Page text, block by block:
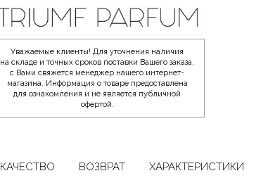
Уважаемые клиенты! Для уточнения наличия
на складе и точных сроков поставки Вашего заказа,
с Вами свяжется менеджер нашего интернет-
магазина. Информация о товаре предоставлена
для ознакомления и не является публичной
офертой.
КАЧЕСТВО ВОЗВРАТ ХАРАКТЕРИСТИКИ